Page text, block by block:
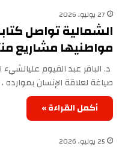
27 يوليو، 2026
الشمالية تواصل
مواطنيها مشاريع
د. الباقر عبد القيوم
صياغة لعلاقة الإنسان بموارده
أكمل القراءة »
25 يوليو، 2026